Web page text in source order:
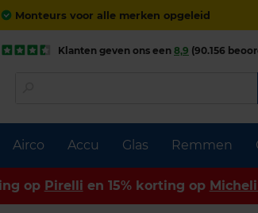
Monteurs voor alle merken opgeleid
Airco Accu Glas Remmen
Klanten geven ons een 8,9 (90.156
op Pirelli en 15% korting op